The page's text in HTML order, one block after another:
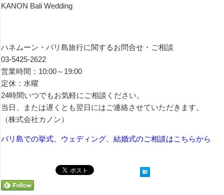
KANON Bali Wedding
ハネムーン・バリ島旅行に関するお問合せ・ご相談
03-5425-2622
営業時間：10:00～19:00
定休：水曜
24時間いつでもお気軽にご相談ください。
当日、または遅くとも翌日にはご連絡させていただきます。
（株式会社カノン）
バリ島での挙式、ウェディング、結婚式のご相談はこちらから